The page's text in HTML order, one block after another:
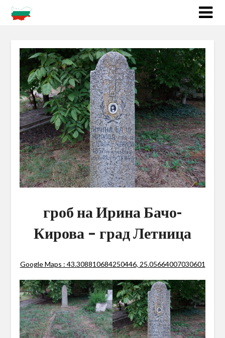
гроб на Ирина Бачо-
Кирова – град Летница
Google Maps : 43.308810684250446, 25.05664007030601